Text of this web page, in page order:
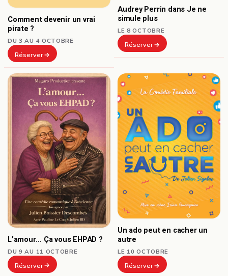
Comment devenir un vrai
pirate ?
DU 3 AU 4 OCTOBRE
Réserver
Audrey Perrin dans Je ne
simule plus
LE 8 OCTOBRE
Réserver
L’amour… Ça vous EHPAD ?
DU 9 AU 11 OCTOBRE
Réserver
Un ado peut en cacher un
autre
LE 10 OCTOBRE
Réserver